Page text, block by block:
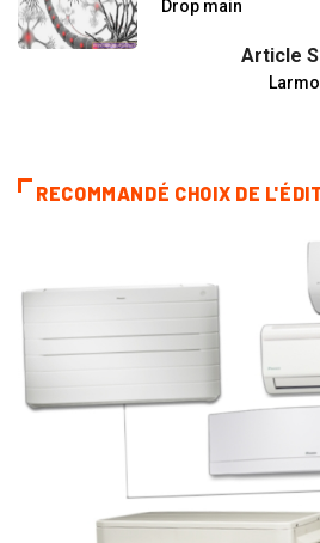
Drop main
Article
RECOMMANDÉ CHOIX DE